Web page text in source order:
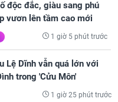
độc đắc, giàu sang phú
vươn lên tầm cao mới
1 giờ 5 phút trước
Lệ Dĩnh vẫn quá lớn với
trong 'Cửu Môn'
1 giờ 25 phút trước